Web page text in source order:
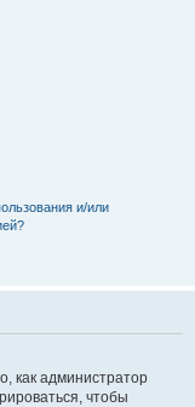
и/или
как администратор
чтобы